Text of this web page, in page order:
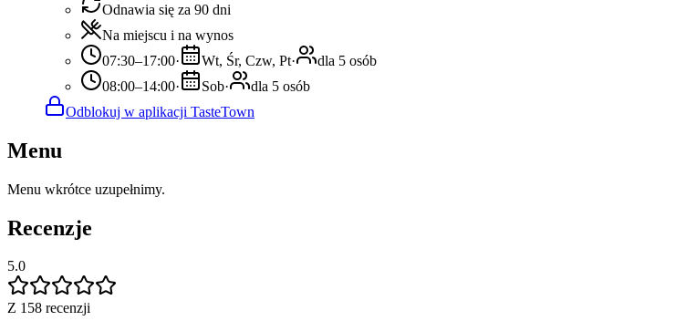
Odnawia się za 90 dni
Na miejscu i na wynos
07:30–17:00· Wt, Śr, Czw, Pt·
dla 5 osób
08:00–14:00· Sob·
dla 5 osób
Odblokuj w aplikacji TasteTown
Menu
Menu wkrótce uzupełnimy.
Recenzje
5.0
Z 158 recenzji